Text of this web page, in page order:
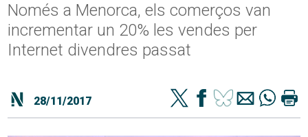
Només a Menorca, els comerços van
incrementar un 20% les vendes per
Internet divendres passat
28/11/2017